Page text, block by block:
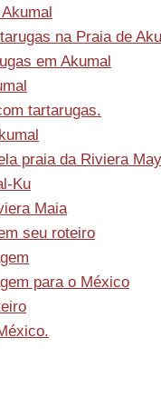
na Praia de
em Akumal
tartarugas.
praia da Riviera
Ku
Maia
seu roteiro
para o México